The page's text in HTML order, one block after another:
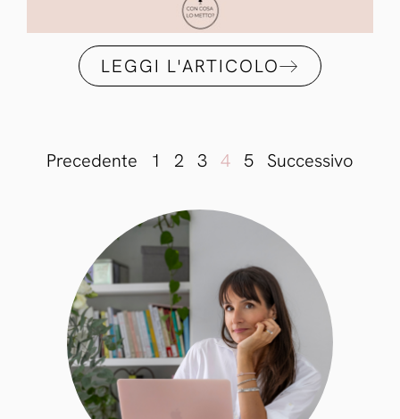
LEGGI L'ARTICOLO
Precedente 1 2 3 4 5 Successivo